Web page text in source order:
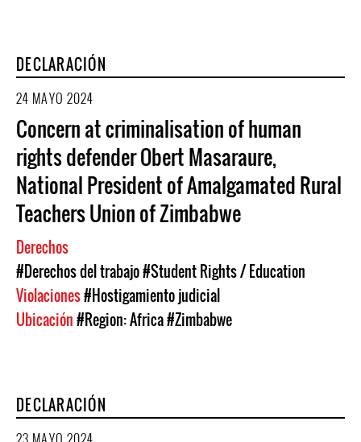
DECLARACIÓN
24 MAYO 2024
Concern at criminalisation of human
rights defender Obert Masaraure,
National President of Amalgamated Rural
Teachers Union of Zimbabwe
Derechos
#Derechos del trabajo#Student Rights / Education
Violaciones#Hostigamiento judicial
Ubicación#Region: Africa#Zimbabwe
DECLARACIÓN